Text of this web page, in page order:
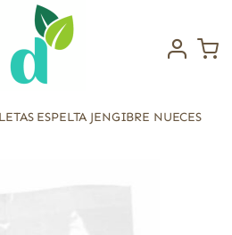
ESPELTA JENGIBRE NUECES